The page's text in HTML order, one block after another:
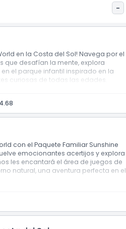
-
en la Costa del Sol! Navega por el
que desafían la mente, explora
el parque infantil inspirado en la
curiosas de todas las edades.
con el Paquete Familiar Sunshine
emocionantes acertijos y explora
les encantará el área de juegos de
natural, una aventura perfecta en el